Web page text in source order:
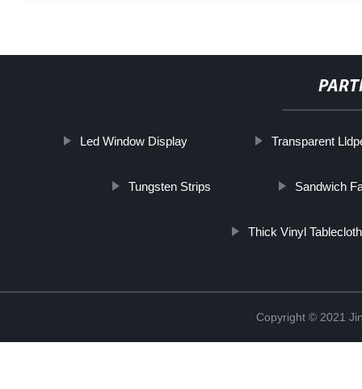
Led Window Display Transparent
Tungsten Strips Sandwich
Thick Vinyl Tablecloth
Copyright © 2021